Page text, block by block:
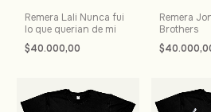
Remera Lali Nunca fui
lo que querian de mi
$40.000,00
Remera
Brothers